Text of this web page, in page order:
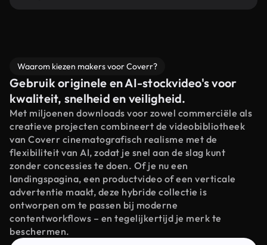
Waarom kiezen makers voor Coverr?
Gebruik originele en AI-stockvideo's voor
kwaliteit, snelheid en veiligheid.
Met miljoenen downloads voor zowel commerciële als
creatieve projecten combineert de videobibliotheek
van Coverr cinematografisch realisme met de
flexibiliteit van AI, zodat je snel aan de slag kunt
zonder concessies te doen. Of je nu een
landingspagina, een productvideo of een verticale
advertentie maakt, deze hybride collectie is
ontworpen om te passen bij moderne
contentworkflows – en tegelijkertijd je merk te
beschermen.